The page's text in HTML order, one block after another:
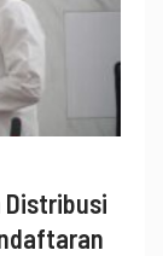
Distribusi